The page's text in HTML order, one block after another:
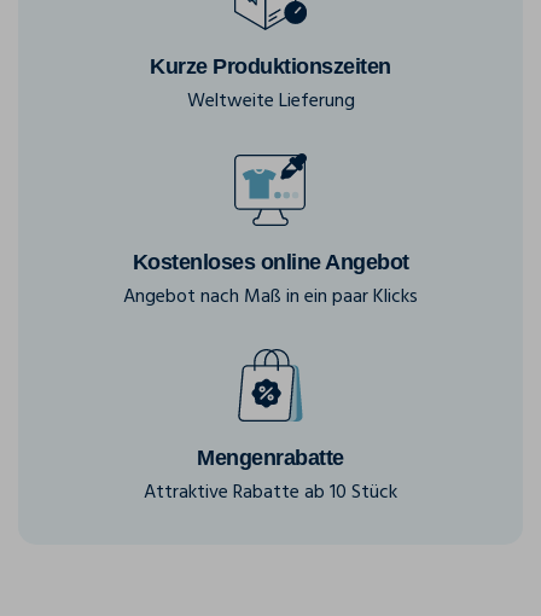
Kurze Produktionszeiten
Weltweite Lieferung
Kostenloses online Angebot
Angebot nach Maß in ein paar Klicks
Mengenrabatte
Attraktive Rabatte ab 10 Stück